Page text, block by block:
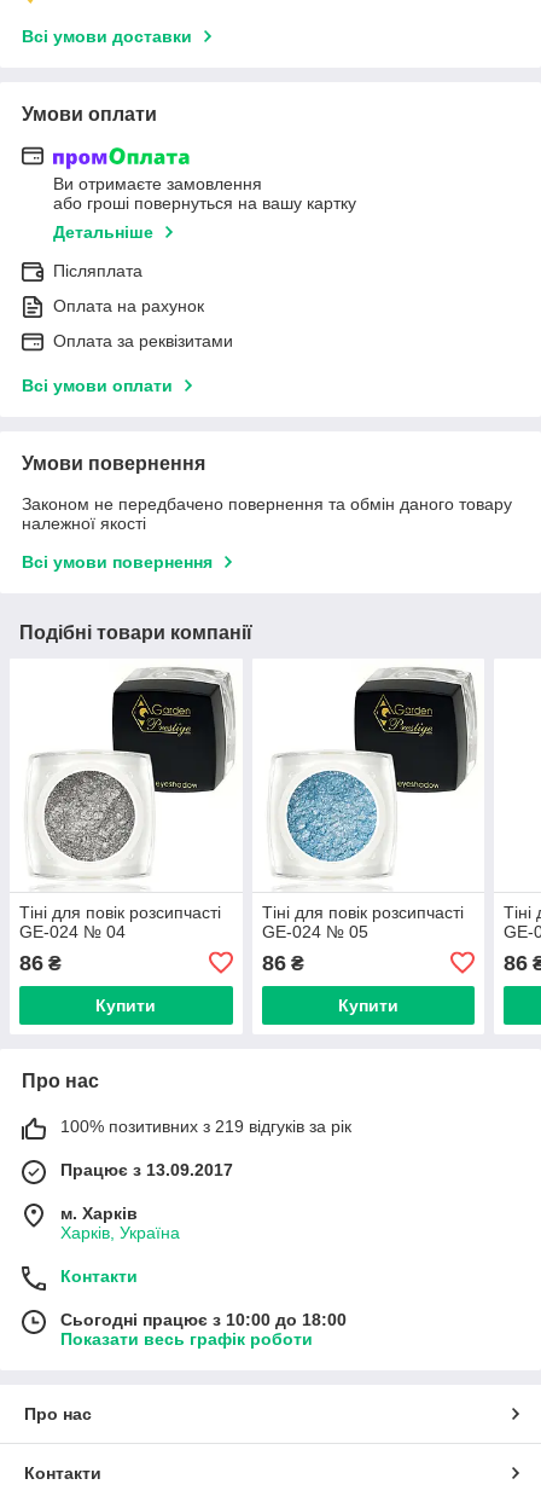
Всі умови доставки
Умови оплати
Ви отримаєте замовлення
або гроші повернуться на вашу картку
Детальніше
Післяплата
Оплата на рахунок
Оплата за реквізитами
Всі умови оплати
Умови повернення
Законом не передбачено повернення та обмін даного товару
належної якості
Всі умови повернення
Подібні товари компанії
Тіні для повік розсипчасті
GE-024 № 04
86 ₴
Купити
Тіні для повік розсипчасті
GE-024 № 05
86₴
Купити
Тіні
GE-
86
Про нас
100% позитивних з 219 відгуків за рік
Працює з 13.09.2017
м. Харків
Харків, Україна
Контакти
Сьогодні працює з 10:00 до 18:00
Показати весь графік роботи
Про нас
Контакти